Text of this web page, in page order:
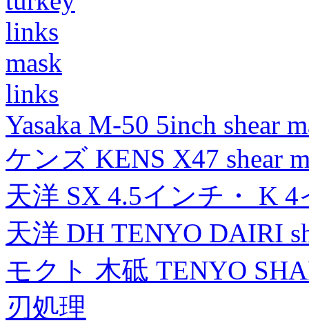
links
mask
links
Yasaka M-50 5inch shear
ケンズ KENS X47 shear
天洋 SX 4.5インチ・ K
天洋 DH TENYO DAIRI
モクト 木砥 TENYO
刃処理